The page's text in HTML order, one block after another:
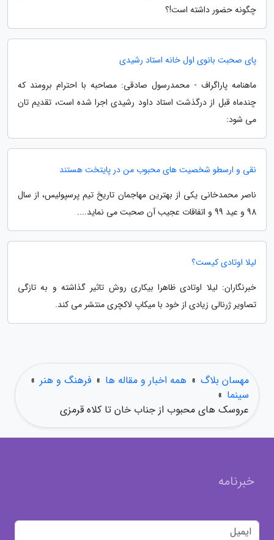
چگونه حضور داشته است!؟
پای صحبت بانوی اول خانه استاد رشیدی
ماهنامه پاراگراف - محمدرسول صادقی: مصاحبه با احترام برومند که
چندماه قبل از درگذشت استاد داود رشیدی اجرا شده است، تقدیم تان
می شود:
نقی و ارسطو شخصیت های محبوب من در پایتخت هستند
ناصر محمدخانی یکی از بهترین مهاجمان تاریخ تیم پرسپولیس، از سال
98 و عید 99 و اتفاقات عجیب آن صحبت می نماید....
لیلا اوتادی کیست؟
خبرنگاران: لیلا اوتادی ظاهرا بیکاری روش تاثیر گذاشته و به تازگی
تصاویر ژرنالی زیادی از خود با میکاپ لاکچری منتشر می کند.
مهسان بلاگ » همه اخبار و مقاله ها » فرهنگ و هنر »
سینما »
عروسک های محبوب از جناب خان تا کلاه قرمزی
خبرنامه